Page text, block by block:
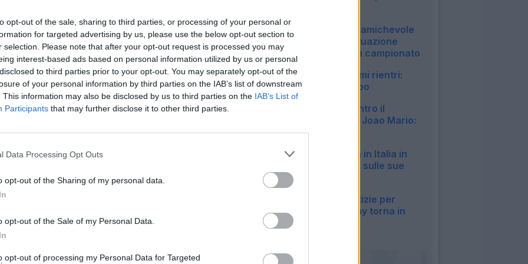
opt-out of the sale, sharing to third parties, or processing of your personal or
for targeted advertising by us, please use the below opt-out section to
selection. Please note that after your opt-out request is processed you may
interest-based ads based on personal information utilized by us or personal
to third parties prior to your opt-out. You may separately opt-out of the
of your personal information by third parties on the IAB’s list of downstream
This information may also be disclosed by us to third parties on the IAB’s List of
Participants that may further disclose it to other third parties.
Data Processing Opt Outs
opt-out of the Sharing of my personal data.
opt-out of the Sale of my Personal Data.
opt-out of processing my Personal Data for Targeted
Germania - Italia, andrà in scena stasera
da Rai 1) e sarà anche una sorta di remake
dopo la disfatta bianconera di Champions.
dell'uno e dell'altro club, pronti
la propria superiorità.
la gara di martedì con la Germania la
alla partita con il Bayern Monaco
ho sofferto".
ha detto ieri Conte. Che, per farlo,
Nazionali più spregiudicate di sempre,
difesa a tre, e tre punte giovani, coraggiose,
Insigne e Bernardeschi, che dovrebbero
possibile l'inserimento di Montolivo al
09:07
Milan, Gila salta l'amichevole
col Chelsea: la situazione
verso il debutto in campionato
07:04
Inter, ecco gli ultimi rientri:
Akanji già in campo
06:57
Fiorentina, 1-1 contro il
Deportivo: ottimo Joao Mario:
il tabellino
Milan, Gila rientra in Italia in
anticipo: le ultime sulle sue
condizioni
19:15
Napoli, buone notizie per
Allegri: McTominay torna in
gruppo